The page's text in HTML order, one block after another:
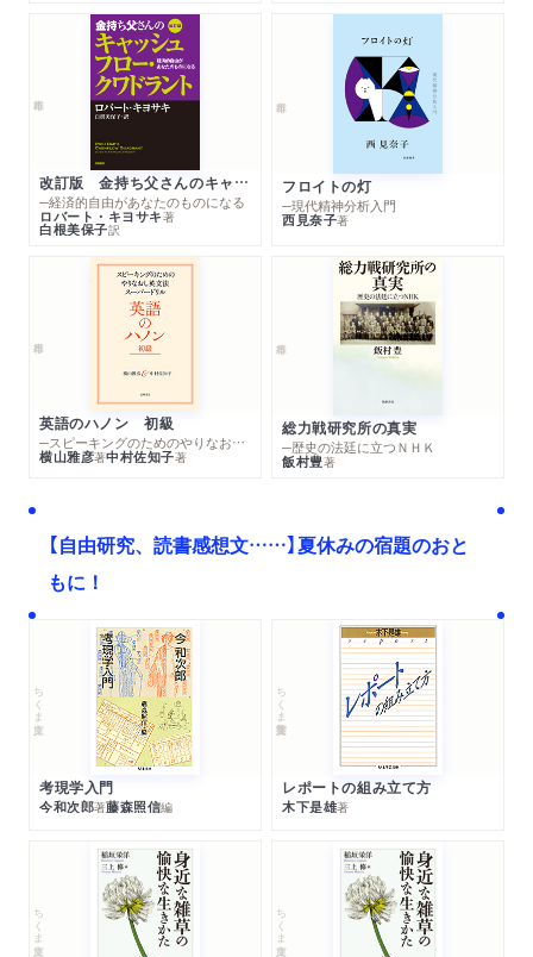
改訂版 金持ち父さんのキャッシュフロー・クワドラント
─経済的自由があなたのものになる
ロバート・キヨサキ著
白根美保子訳
フロイトの灯
─現代精神分析入門
西見奈子著
英語のハノン 初級
─スピーキングのためのやりなおし英文法スーパードリル
横山雅彦著中村佐知子著
総力戦研究所の真実
─歴史の法廷に立つＮＨＫ
飯村豊著
【自由研究、読書感想文……】夏休みの宿題のおと
もに！
ちくま文庫
考現学入門
今和次郎著藤森照信編
ちくま学芸文庫
レポートの組み立て方
木下是雄著
ちくま文庫 ちくま文庫